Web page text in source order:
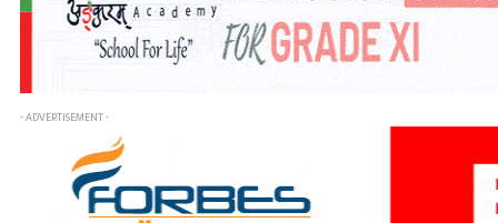
- ADVERTISEMENT -